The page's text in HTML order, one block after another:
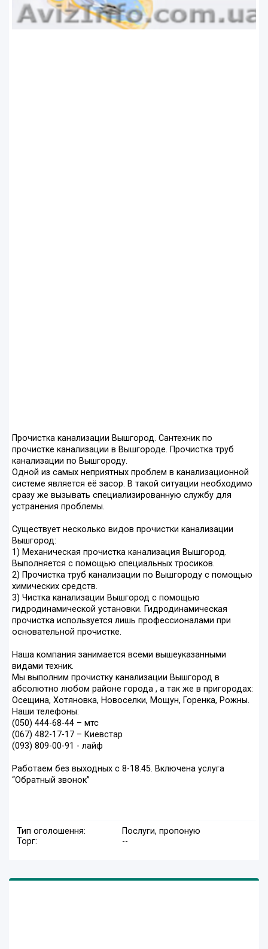
Прочистка канализации Вышгород. Сантехник по
прочистке канализации в Вышгороде. Прочистка труб
канализации по Вышгороду.
Одной из самых неприятных проблем в канализационной
системе является её засор. В такой ситуации необходимо
сразу же вызывать специализированную службу для
устранения проблемы.
Существует несколько видов прочистки канализации
Вышгород:
1) Механическая прочистка канализация Вышгород.
Выполняется с помощью специальных тросиков.
2) Прочистка труб канализации по Вышгороду с помощью
химических средств.
3) Чистка канализации Вышгород с помощью
гидродинамической установки. Гидродинамическая
прочистка используется лишь профессионалами при
основательной прочистке.
Наша компания занимается всеми вышеуказанными
видами техник.
Мы выполним прочистку канализации Вышгород в
абсолютно любом районе города , а так же в пригородах:
Осещина, Хотяновка, Новоселки, Мощун, Горенка, Рожны.
Наши телефоны:
(050) 444-68-44 – мтс
(067) 482-17-17 – Киевстар
(093) 809-00-91 - лайф
Работаем без выходных с 8-18.45. Включена услуга
“Обратный звонок”
Тип оголошення:
Послуги, пропоную
Торг:
--